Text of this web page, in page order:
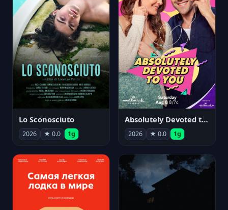
Lo Sconosciuto
2026 ★ 0.0 1g
Absolutely Devoted to You
2026 ★ 0.0 1g